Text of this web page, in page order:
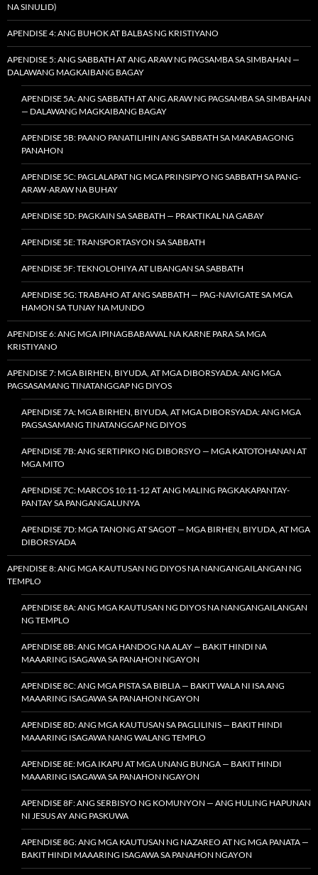
NA SINULID)
APENDISE 4: ANG BUHOK AT BALBAS NG KRISTIYANO
APENDISE 5: ANG SABBATH AT ANG ARAW NG PAGSAMBA SA SIMBAHAN —
DALAWANG MAGKAIBANG BAGAY
APENDISE 5A: ANG SABBATH AT ANG ARAW NG PAGSAMBA SA SIMBAHAN
— DALAWANG MAGKAIBANG BAGAY
APENDISE 5B: PAANO PANATILIHIN ANG SABBATH SA MAKABAGONG
PANAHON
APENDISE 5C: PAGLALAPAT NG MGA PRINSIPYO NG SABBATH SA PANG-
ARAW-ARAW NA BUHAY
APENDISE 5D: PAGKAIN SA SABBATH — PRAKTIKAL NA GABAY
APENDISE 5E: TRANSPORTASYON SA SABBATH
APENDISE 5F: TEKNOLOHIYA AT LIBANGAN SA SABBATH
APENDISE 5G: TRABAHO AT ANG SABBATH — PAG-NAVIGATE SA MGA
HAMON SA TUNAY NA MUNDO
APENDISE 6: ANG MGA IPINAGBABAWAL NA KARNE PARA SA MGA
KRISTIYANO
APENDISE 7: MGA BIRHEN, BIYUDA, AT MGA DIBORSYADA: ANG MGA
PAGSASAMANG TINATANGGAP NG DIYOS
APENDISE 7A: MGA BIRHEN, BIYUDA, AT MGA DIBORSYADA: ANG MGA
PAGSASAMANG TINATANGGAP NG DIYOS
APENDISE 7B: ANG SERTIPIKO NG DIBORSYO — MGA KATOTOHANAN AT
MGA MITO
APENDISE 7C: MARCOS 10:11-12 AT ANG MALING PAGKAKAPANTAY-
PANTAY SA PANGANGALUNYA
APENDISE 7D: MGA TANONG AT SAGOT — MGA BIRHEN, BIYUDA, AT MGA
DIBORSYADA
APENDISE 8: ANG MGA KAUTUSAN NG DIYOS NA NANGANGAILANGAN NG
TEMPLO
APENDISE 8A: ANG MGA KAUTUSAN NG DIYOS NA NANGANGAILANGAN
NG TEMPLO
APENDISE 8B: ANG MGA HANDOG NA ALAY — BAKIT HINDI NA
MAAARING ISAGAWA SA PANAHON NGAYON
APENDISE 8C: ANG MGA PISTA SA BIBLIA — BAKIT WALA NI ISA ANG
MAAARING ISAGAWA SA PANAHON NGAYON
APENDISE 8D: ANG MGA KAUTUSAN SA PAGLILINIS — BAKIT HINDI
MAAARING ISAGAWA NANG WALANG TEMPLO
APENDISE 8E: MGA IKAPU AT MGA UNANG BUNGA — BAKIT HINDI
MAAARING ISAGAWA SA PANAHON NGAYON
APENDISE 8F: ANG SERBISYO NG KOMUNYON — ANG HULING HAPUNAN
NI JESUS AY ANG PASKUWA
APENDISE 8G: ANG MGA KAUTUSAN NG NAZAREO AT NG MGA PANATA —
BAKIT HINDI MAAARING ISAGAWA SA PANAHON NGAYON